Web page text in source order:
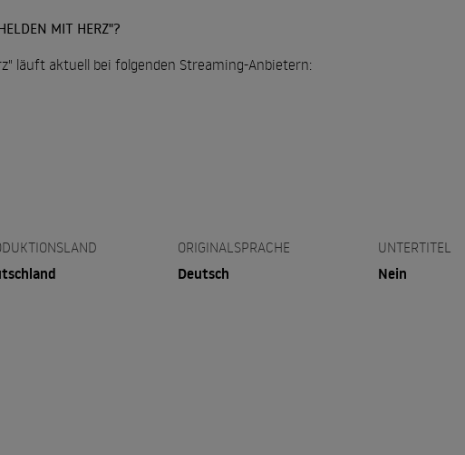
MIT HERZ"?
läuft aktuell bei folgenden Streaming-Anbietern:
ORIGINALSPRACHE
Deutsch
UNTERTITEL
Nein